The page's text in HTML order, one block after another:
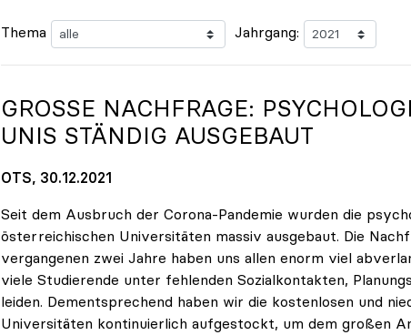
Thema Jahrgang:
GROSSE NACHFRAGE:
NIS STÄNDIG AUSGEBAUT
OTS, 30.12.2021
Seit dem Ausbruch der Corona-Pandemie wurden die
österreichischen Universitäten massiv ausgebaut. Die
vergangenen zwei Jahre haben uns allen enorm viel
viele Studierende unter fehlenden Sozialkontakten,
leiden. Dementsprechend haben wir die kostenlosen und
Universitäten kontinuierlich aufgestockt, um dem großen